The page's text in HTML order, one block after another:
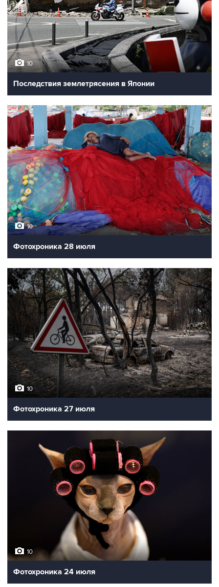
10
Последствия землетрясения в Японии
10
Фотохроника 28 июля
10
Фотохроника 27 июля
10
Фотохроника 24 июля